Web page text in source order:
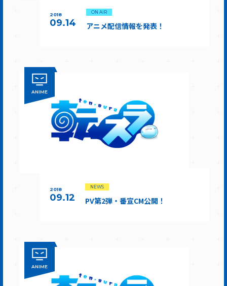
2018
09.14
ON AIR
アニメ配信情報を発表！
ANIME
2018
09.12
NEWS
PV第2弾・番宣CM公開！
ANIME